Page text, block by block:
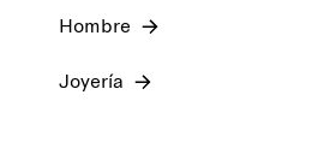
Hombre
Joyería